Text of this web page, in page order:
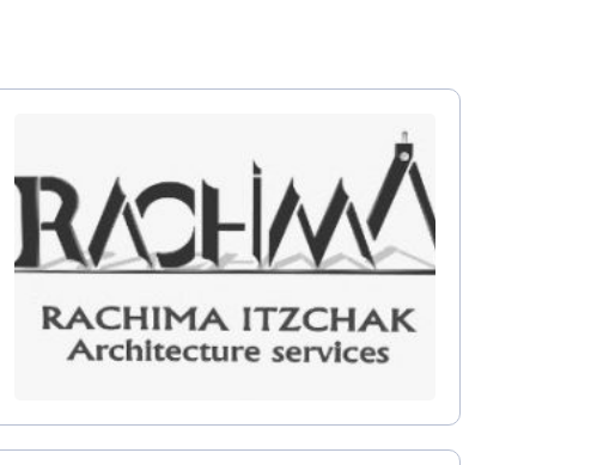
עיצוב דירת קבלן
עיצוב חנויות